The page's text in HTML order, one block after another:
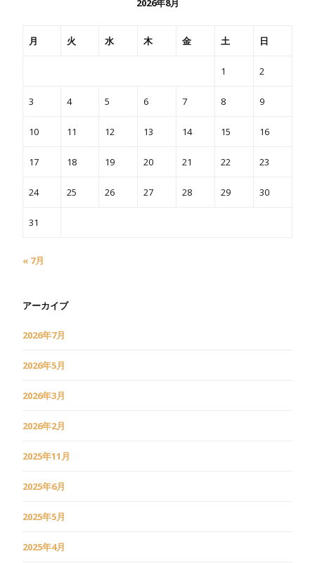
2026年8月
月 火 水 木 金 土 日
1 2
3 4 5 6 7 8 9
10 11 12 13 14 15 16
17 18 19 20 21 22 23
24 25 26 27 28 29 30
31
« 7月
アーカイブ
2026年7月
2026年5月
2026年3月
2026年2月
2025年11月
2025年6月
2025年5月
2025年4月